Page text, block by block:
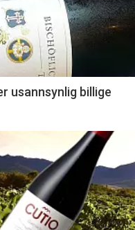
usannsynlig billige